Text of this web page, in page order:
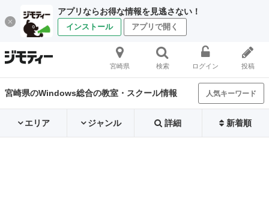
アプリならお得な情報を見逃さない！
インストール アプリで開く
宮崎県 検索 ログイン 投稿
宮崎県のWindows総合の教室・スクール情報 人気キーワード
エリア ジャンル 詳細 新着順